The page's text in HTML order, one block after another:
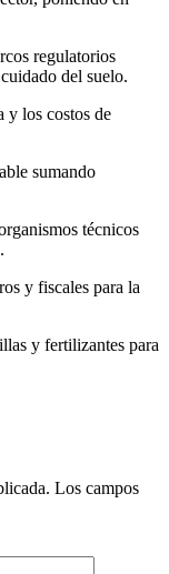
regulatorios
del suelo.
y los costos de
sumando
técnicos
.
y fiscales para la
y fertilizantes para
Los campos